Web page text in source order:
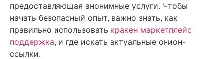
предоставляющая анонимные услуги. Чтобы
начать безопасный опыт, важно знать, как
правильно использовать кракен маркетплейс
поддержка, и где искать актуальные онион-
ссылки.